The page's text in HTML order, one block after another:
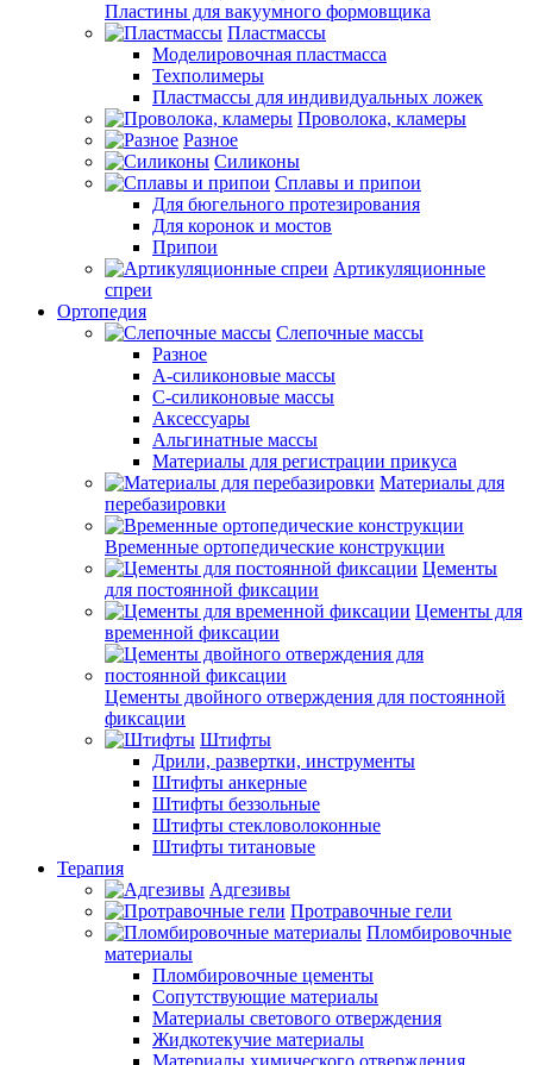
Пластины для вакуумного формовщика
Пластмассы
Моделировочная пластмасса
Техполимеры
Пластмассы для индивидуальных ложек
Проволока, кламеры
Разное
Силиконы
Сплавы и припои
Для бюгельного протезирования
Для коронок и мостов
Припои
Артикуляционные
спреи
Ортопедия
Слепочные массы
Разное
А-силиконовые массы
С-силиконовые массы
Аксессуары
Альгинатные массы
Материалы для регистрации прикуса
Материалы для
перебазировки
Временные ортопедические конструкции
Цементы
для постоянной фиксации
Цементы для
временной фиксации
Цементы двойного отверждения для постоянной
фиксации
Штифты
Дрили, развертки, инструменты
Штифты анкерные
Штифты беззольные
Штифты стекловолоконные
Штифты титановые
Терапия
Адгезивы
Протравочные гели
Пломбировочные
материалы
Пломбировочные цементы
Сопутствующие материалы
Материалы светового отверждения
Жидкотекучие материалы
Материалы химического отверждения